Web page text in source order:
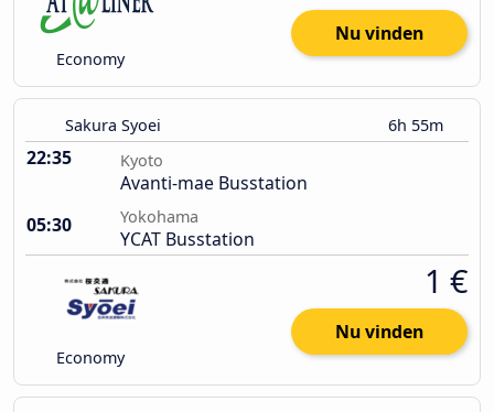
Economy
Nu vinden
Sakura Syoei 6h 55m
22:35 Kyoto
Avanti-mae Busstation
05:30
Yokohama
YCAT Busstation
Economy
1 €
Nu vinden